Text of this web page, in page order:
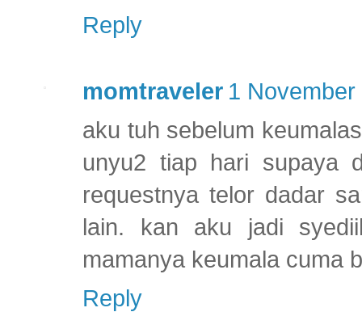
Reply
momtraveler 1
aku tuh sebelum
unyu2 tiap hari supaya
requestnya telor dadar
lain. kan aku jadi
mamanya keumala cuma
Reply